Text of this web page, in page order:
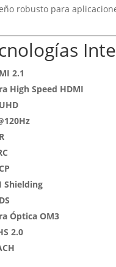
robusto para
2.1
High Speed HDMI
Shielding
Óptica OM3
2.0